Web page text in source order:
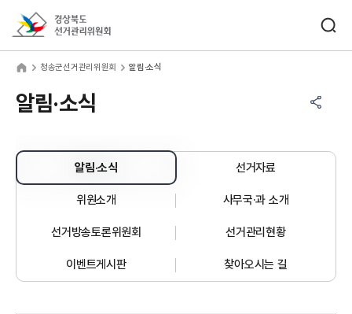
청송군선거관리위원회 알림·소식
알림·소식
알림·소식 선거자료
위원소개 사무국·과 소개
선거방송토론위원회 선거관리현황
이벤트게시판 찾아오시는 길